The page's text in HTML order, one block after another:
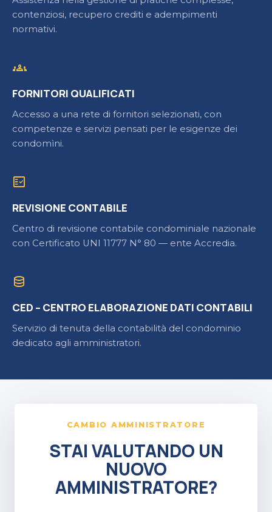
contenziosi, recupero crediti e adempimenti
normativi.
groups
FORNITORI QUALIFICATI
Accesso a una rete di fornitori selezionati, con
competenze e servizi pensati per le esigenze dei
condomìni.
fact_check
REVISIONE CONTABILE
Centro di revisione contabile condominiale nazionale
con Certificato UNI 11777 N° 80 — ente Accredia.
database
CED – CENTRO ELABORAZIONE DATI CONTABILI
Servizio di tenuta della contabilità del condominio
dedicato agli amministratori.
CAMBIO AMMINISTRATORE
STAI VALUTANDO UN
NUOVO
AMMINISTRATORE?